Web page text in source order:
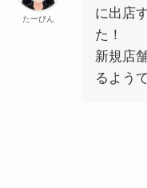
たーびん
に出店
た！
新規店
るよう